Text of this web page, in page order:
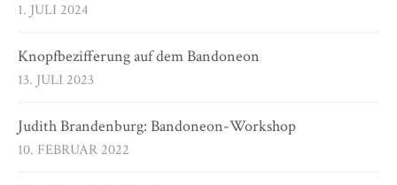
1. JULI 2024
Knopfbezifferung auf dem Bandoneon
13. JULI 2023
Judith Brandenburg: Bandoneon-Workshop
10. FEBRUAR 2022